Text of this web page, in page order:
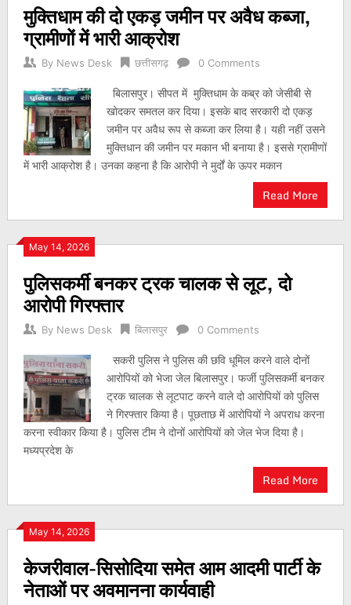
मुक्तिधाम की दो एकड़ जमीन पर अवैध कब्जा,
ग्रामीणों में भारी आक्रोश
By News Desk छत्तीसगढ़ 0 Comments
बिलासपुर। सीपत में मुक्तिधाम के कब्र को जेसीबी से
खोदकर समतल कर दिया। इसके बाद सरकारी दो एकड़
जमीन पर अवैध रूप से कब्जा कर लिया है। यही नहीं उसने
मुक्तिधान की जमीन पर मकान भी बनाया है। इससे ग्रामीणों
में भारी आक्रोश है। उनका कहना है कि आरोपी ने मुर्दों के ऊपर मकान
Read More
May 14, 2026
पुलिसकर्मी बनकर ट्रक चालक से लूट, दो
आरोपी गिरफ्तार
By News Desk बिलासपुर 0 Comments
सकरी पुलिस ने पुलिस की छवि धूमिल करने वाले दोनों
आरोपियों को भेजा जेल बिलासपुर। फर्जी पुलिसकर्मी बनकर
ट्रक चालक से लूटपाट करने वाले दो आरोपियों को पुलिस
ने गिरफ्तार किया है। पूछताछ में आरोपियों ने अपराध करना
करना स्वीकार किया है। पुलिस टीम ने दोनों आरोपियों को जेल भेज दिया है।
मध्यप्रदेश के
Read More
May 14, 2026
केजरीवाल-सिसोदिया समेत आम आदमी पार्टी के
नेताओं पर अवमानना कार्यवाही